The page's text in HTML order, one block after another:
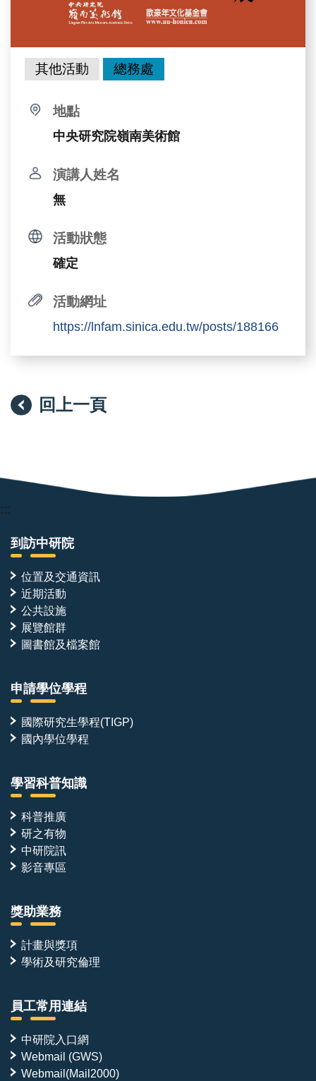
其他活動 總務處
地點
中央研究院嶺南美術館
演講人姓名
無
活動狀態
確定
活動網址
https://lnfam.sinica.edu.tw/posts/188166
回上一頁
:::
到訪中研院
位置及交通資訊
近期活動
公共設施
展覽館群
圖書館及檔案館
申請學位學程
國際研究生學程(TIGP)
國內學位學程
學習科普知識
科普推廣
研之有物
中研院訊
影音專區
獎助業務
計畫與獎項
學術及研究倫理
員工常用連結
中研院入口網
Webmail (GWS)
Webmail(Mail2000)